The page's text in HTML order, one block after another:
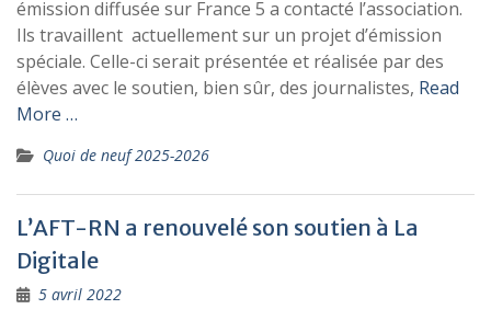
émission diffusée sur France 5 a contacté l’association.
Ils travaillent actuellement sur un projet d’émission
spéciale. Celle-ci serait présentée et réalisée par des
élèves avec le soutien, bien sûr, des journalistes, Read
More …
Quoi de neuf 2025-2026
L’AFT-RN a renouvelé son soutien à La
Digitale
5 avril 2022